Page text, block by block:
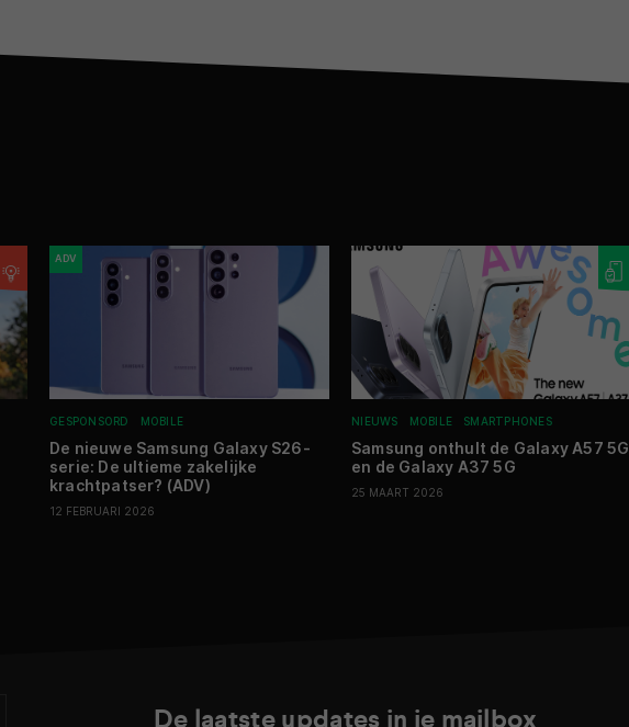
ADV
GESPONSORD MOBILE
De nieuwe Samsung Galaxy S26-
serie: De ultieme zakelijke
krachtpatser? (ADV)
12 FEBRUARI 2026
NIEUWS MOBILE SMARTPHONES
Samsung onthult de Galaxy A57 5G
en de Galaxy A37 5G
25 MAART 2026
De laatste updates in je mailbox